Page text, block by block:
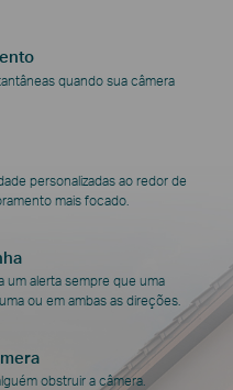
quando sua câmera
personalizadas ao redor de
mais focado.
um alerta sempre que uma
ou em ambas as direções.
obstruir a câmera.